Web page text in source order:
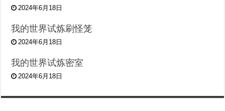
2024年6月18日
我的世界试炼刷怪笼
2024年6月18日
我的世界试炼密室
2024年6月18日